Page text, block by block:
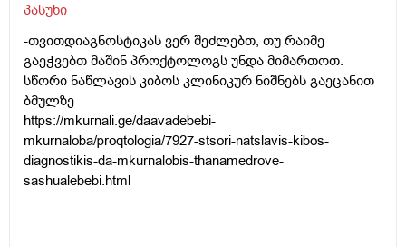
პასუხი
-თვითდიაგნოსტიკას ვერ შეძლებთ, თუ რაიმე
გაეჭვებთ მაშინ პროქტოლოგს უნდა მიმართოთ.
სწორი ნაწლავის კიბოს კლინიკურ ნიშნებს გაეცანით
ბმულზე
https://mkurnali.ge/daavadebebi-
mkurnaloba/proqtologia/7927-stsori-natslavis-kibos-
diagnostikis-da-mkurnalobis-thanamedrove-
sashualebebi.html